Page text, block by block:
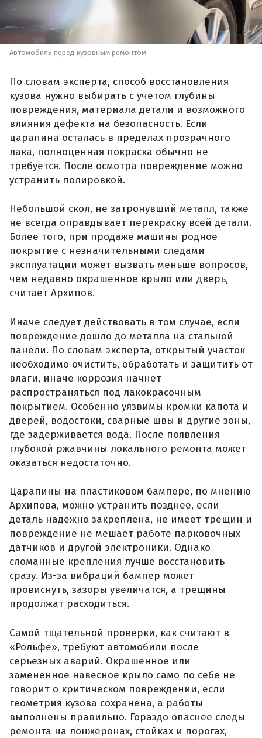
Автомобиль перед кузовным ремонтом
По словам эксперта, способ восстановления
кузова нужно выбирать с учетом глубины
повреждения, материала детали и возможного
влияния дефекта на безопасность. Если
царапина осталась в пределах прозрачного
лака, полноценная покраска обычно не
требуется. После осмотра повреждение можно
устранить полировкой.
Небольшой скол, не затронувший металл, также
не всегда оправдывает перекраску всей детали.
Более того, при продаже машины родное
покрытие с незначительными следами
эксплуатации может вызвать меньше вопросов,
чем недавно окрашенное крыло или дверь,
считает Архипов.
Иначе следует действовать в том случае, если
повреждение дошло до металла на стальной
панели. По словам эксперта, открытый участок
необходимо очистить, обработать и защитить от
влаги, иначе коррозия начнет
распространяться под лакокрасочным
покрытием. Особенно уязвимы кромки капота и
дверей, водостоки, сварные швы и другие зоны,
где задерживается вода. После появления
глубокой ржавчины локального ремонта может
оказаться недостаточно.
Царапины на пластиковом бампере, по мнению
Архипова, можно устранить позднее, если
деталь надежно закреплена, не имеет трещин и
повреждение не мешает работе парковочных
датчиков и другой электроники. Однако
сломанные крепления лучше восстановить
сразу. Из-за вибраций бампер может
провиснуть, зазоры увеличатся, а трещины
продолжат расходиться.
Самой тщательной проверки, как считают в
«Рольфе», требуют автомобили после
серьезных аварий. Окрашенное или
замененное навесное крыло само по себе не
говорит о критическом повреждении, если
геометрия кузова сохранена, а работы
выполнены правильно. Гораздо опаснее следы
ремонта на лонжеронах, стойках и порогах,